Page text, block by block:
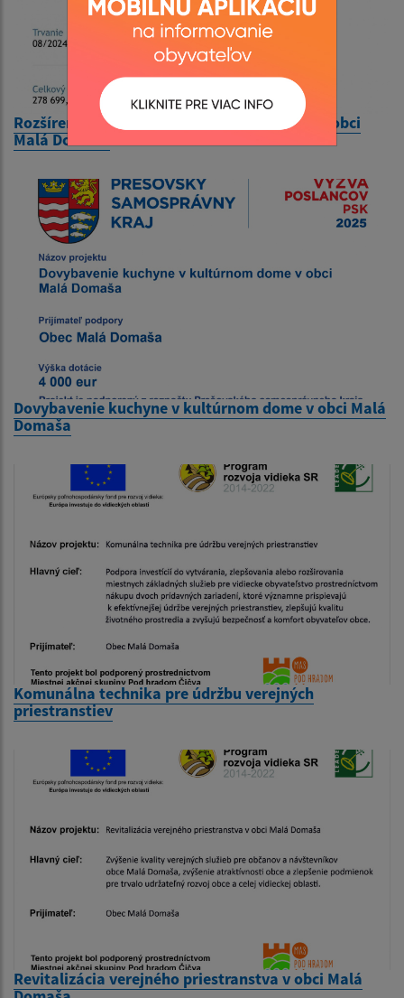
Rozšírenie / Rekonštrukcia zberného dvora v obci
Malá Domaša
Dovybavenie kuchyne v kultúrnom dome v obci Malá
Domaša
Komunálna technika pre údržbu verejných
priestranstiev
Revitalizácia verejného priestranstva v obci Malá